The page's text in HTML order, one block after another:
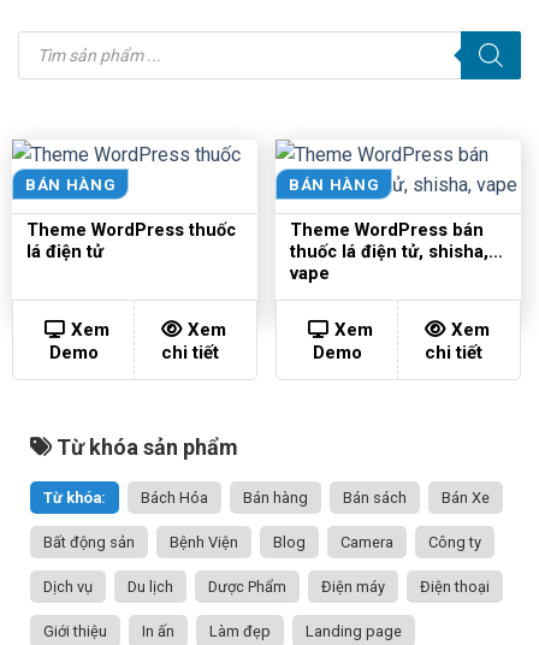
Tìm
kiếm
sản
BÁN HÀNG
Theme WordPress thuốc
lá điện tử
Xem
Demo
Xem
chi tiết
BÁN HÀNG
Theme WordPress bán
thuốc lá điện tử, shisha,
vape
Xem
Demo
Xem
chi tiết
Từ khóa sản phẩm
Từ khóa: Bách Hóa Bán hàng Bán sách Bán Xe
Bất động sản Bệnh Viện Blog Camera Công ty
Dịch vụ Du lịch Dược Phẩm Điện máy Điện thoại
Giới thiệu In ấn Làm đẹp Landing page